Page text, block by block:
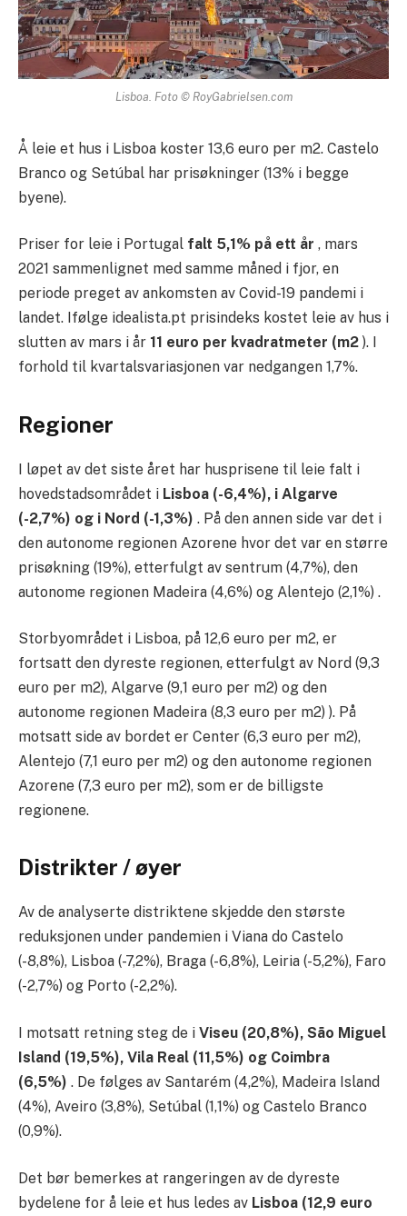
Lisboa. Foto © RoyGabrielsen.com
Å leie et hus i Lisboa koster 13,6 euro per m2. Castelo
Branco og Setúbal har prisøkninger (13% i begge
byene).
Priser for leie i Portugal falt 5,1% på ett år , mars
2021 sammenlignet med samme måned i fjor, en
periode preget av ankomsten av Covid-19 pandemi i
landet. Ifølge idealista.pt prisindeks kostet leie av hus i
slutten av mars i år 11 euro per kvadratmeter (m2 ). I
forhold til kvartalsvariasjonen var nedgangen 1,7%.
Regioner
I løpet av det siste året har husprisene til leie falt i
hovedstadsområdet i Lisboa (-6,4%), i Algarve
(-2,7%) og i Nord (-1,3%) . På den annen side var det i
den autonome regionen Azorene hvor det var en større
prisøkning (19%), etterfulgt av sentrum (4,7%), den
autonome regionen Madeira (4,6%) og Alentejo (2,1%) .
Storbyområdet i Lisboa, på 12,6 euro per m2, er
fortsatt den dyreste regionen, etterfulgt av Nord (9,3
euro per m2), Algarve (9,1 euro per m2) og den
autonome regionen Madeira (8,3 euro per m2) ). På
motsatt side av bordet er Center (6,3 euro per m2),
Alentejo (7,1 euro per m2) og den autonome regionen
Azorene (7,3 euro per m2), som er de billigste
regionene.
Distrikter / øyer
Av de analyserte distriktene skjedde den største
reduksjonen under pandemien i Viana do Castelo
(-8,8%), Lisboa (-7,2%), Braga (-6,8%), Leiria (-5,2%), Faro
(-2,7%) og Porto (-2,2%).
I motsatt retning steg de i Viseu (20,8%), São Miguel
Island (19,5%), Vila Real (11,5%) og Coimbra
(6,5%) . De følges av Santarém (4,2%), Madeira Island
(4%), Aveiro (3,8%), Setúbal (1,1%) og Castelo Branco
(0,9%).
Det bør bemerkes at rangeringen av de dyreste
bydelene for å leie et hus ledes av Lisboa (12,9 euro